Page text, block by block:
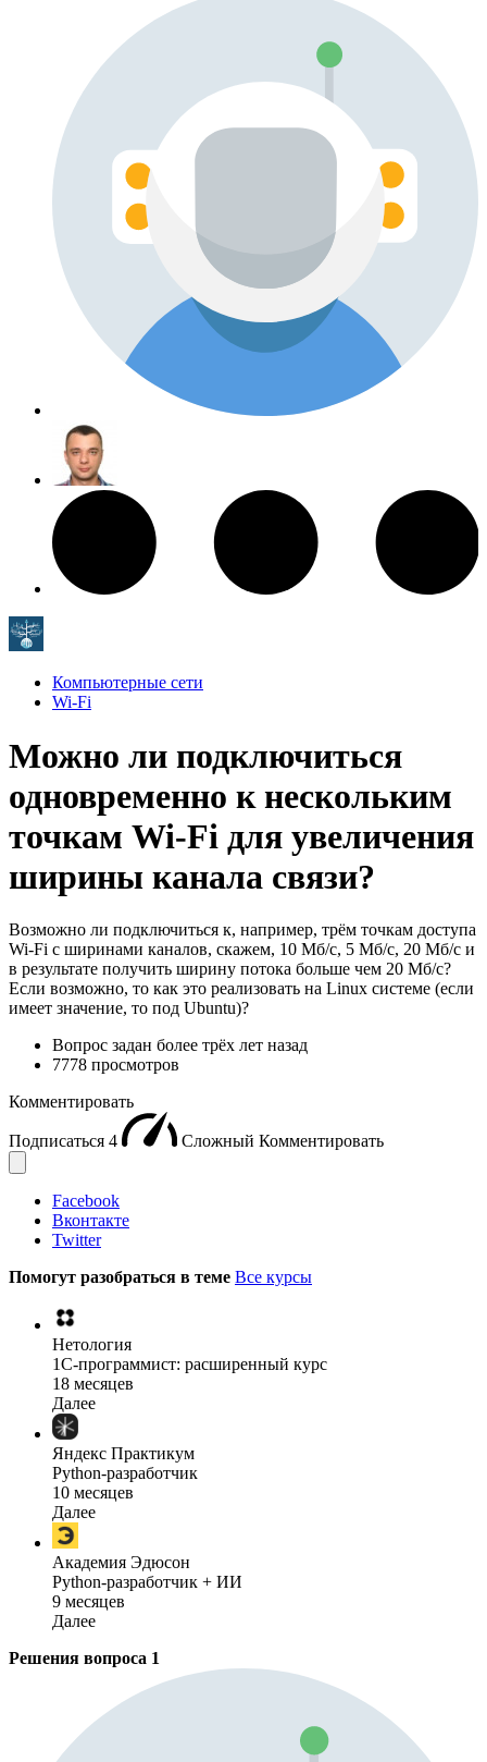
Компьютерные сети
Wi-Fi
Можно ли подключиться
одновременно к нескольким
точкам Wi-Fi для увеличения
ширины канала связи?
Возможно ли подключиться к, например, трём точкам доступа
Wi-Fi с ширинами каналов, скажем, 10 Мб/с, 5 Мб/с, 20 Мб/с и
в результате получить ширину потока больше чем 20 Мб/с?
Если возможно, то как это реализовать на Linux системе (если
имеет значение, то под Ubuntu)?
Вопрос задан более трёх лет назад
7778 просмотров
Комментировать
Подписаться 4 Сложный Комментировать
Facebook
Вконтакте
Twitter
Помогут разобраться в теме Все курсы
Нетология
1C-программист: расширенный курс
18 месяцев
Далее
Яндекс Практикум
Python-разработчик
10 месяцев
Далее
Академия Эдюсон
Python-разработчик + ИИ
9 месяцев
Далее
Решения вопроса 1